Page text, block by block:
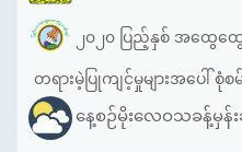
၂၀၂၀ ပြည့်နှစ် အထွေထွ
တရားမဲ့ပြုကျင့်မှုများအပေါ် စုံစ
နေ့စဉ်မိုးလေဝသခန့်မှန်